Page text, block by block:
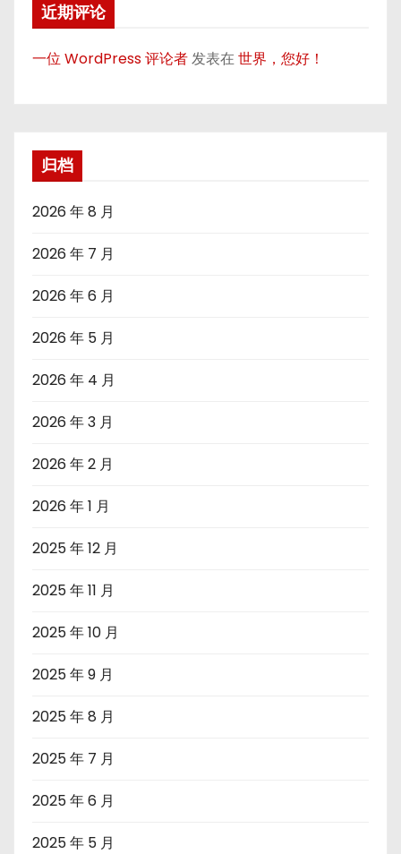
近期评论
一位 WordPress 评论者发表在世界，您好！
归档
2026 年 8 月
2026 年 7 月
2026 年 6 月
2026 年 5 月
2026 年 4 月
2026 年 3 月
2026 年 2 月
2026 年 1 月
2025 年 12 月
2025 年 11 月
2025 年 10 月
2025 年 9 月
2025 年 8 月
2025 年 7 月
2025 年 6 月
2025 年 5 月